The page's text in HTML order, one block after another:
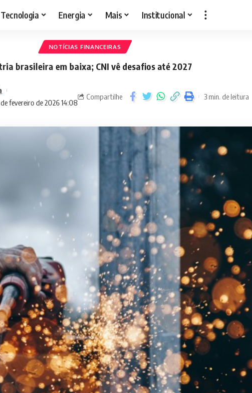
Tecnologia Energia Mais Institucional
NOTÍCIAS FINANCEIRAS
brasileira em baixa; CNI vê desafios até 2027
fevereiro de 2026 14:08
Compartilhe 3 min. de leitura